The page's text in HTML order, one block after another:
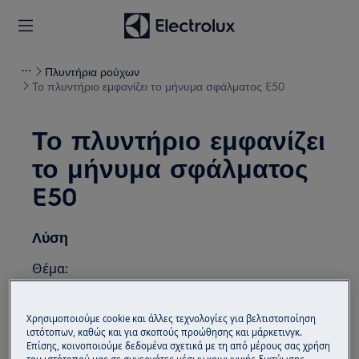
Πλυντήρια ρούχων
Το πλυντήριο εμφανίζει το μήνυμα σφάλματος E50
Το πλυντήριο εμφανίζει
το μήνυμα σφάλματος
E50
Λύση
Θέμα:
σφάλματος E50, C9 ή F9.
Εφαρμόζεται σε:
Χρησιμοποιούμε cookie και άλλες τεχνολογίες για βελτιστοποίηση
ιστότοπων, καθώς και για σκοπούς προώθησης και μάρκετινγκ.
Επίσης, κοινοποιούμε δεδομένα σχετικά με τη από μέρους σας χρήση